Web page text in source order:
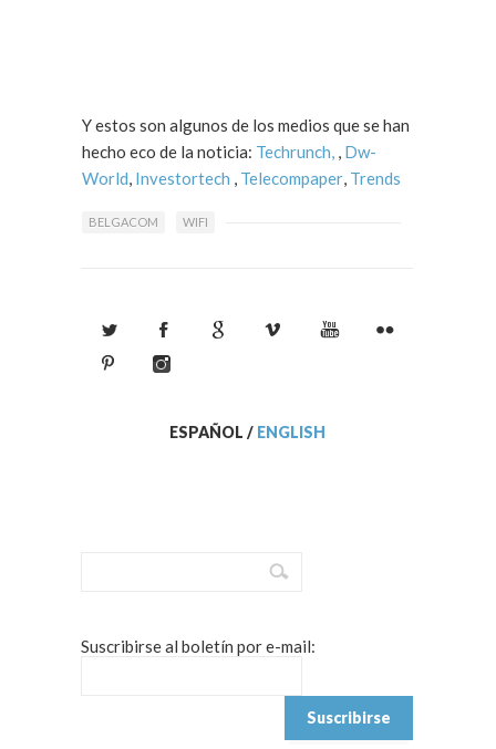
Y estos son algunos de los medios que se han
hecho eco de la noticia: Techrunch, , Dw-
World, Investortech , Telecompaper, Trends
BELGACOM WIFI
ESPAÑOL / ENGLISH
Suscribirse al boletín por e-mail: